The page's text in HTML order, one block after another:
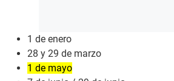
1 de enero
28 y 29 de marzo
1 de mayo